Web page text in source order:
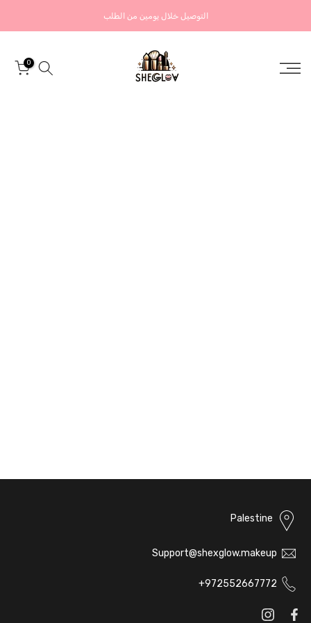
إلى
التوصيل خلال يومين من الطلب
0
Palestine
Support@shexglow.makeup
972552667772+